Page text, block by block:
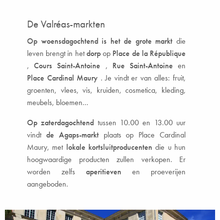
De Valréas-markten
Op woensdagochtend is het de grote markt die
leven brengt in hetdorpop Place de la République
,Cours Saint-Antoine , Rue Saint-Antoine en
Place Cardinal Maury . Je vindt er van alles: fruit,
groenten, vlees, vis, kruiden, cosmetica, kleding,
meubels, bloemen...
Op zaterdagochtend tussen 10.00 en 13.00 uur
vindt de Agaps-marktplaats op Place Cardinal
Maury, met lokale kortsluitproducenten die u hun
hoogwaardige producten zullen verkopen. Er
worden zelfs aperitieven en proeverijen
aangeboden.